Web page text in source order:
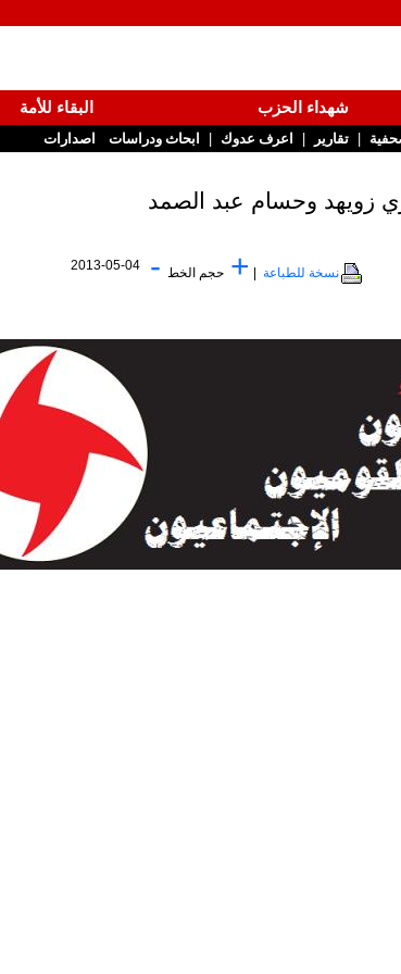
شهداء الحزب
البقاء للأمة
| تقارير | اعرف عدوك | ابحاث ودراسات اصدارات
نسخة للطباعة + حجم الخط -
2013-05-04